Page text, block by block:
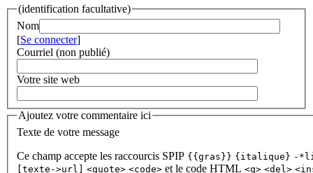
(identification facultative)
Nom
[Se connecter]
Courriel (non publié)
Votre site web
Ajoutez votre commentaire ici
Texte de votre message
Ce champ accepte les raccourcis SPIP {{gras}} {italique} -
[texte->url] <quote> <code> et le code HTML <q> <del>